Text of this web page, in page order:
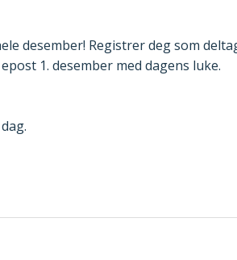
desember! Registrer deg som
1. desember med dagens luke.